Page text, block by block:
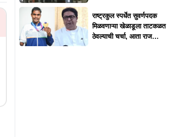
राष्ट्रकुल स्पर्धेत सुवर्णपदक
मिळवणाऱ्या खेळाडूला ताटकळत
ठेवल्याची चर्चा, आता राज